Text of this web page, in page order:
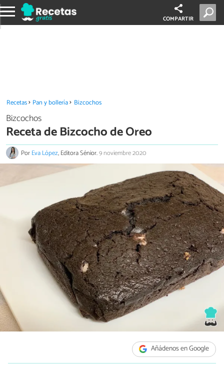
COMPARTIR
Recetas Pan y bollería Bizcochos
Bizcochos
Receta de Bizcocho de Oreo
PorEva López, Editora Sénior.9 noviembre 2020
Añádenos en Google